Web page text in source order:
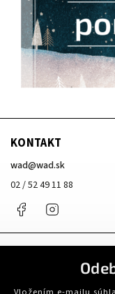
KONTAKT
wad@wad.sk
02 / 52 49 11 88
Facebook